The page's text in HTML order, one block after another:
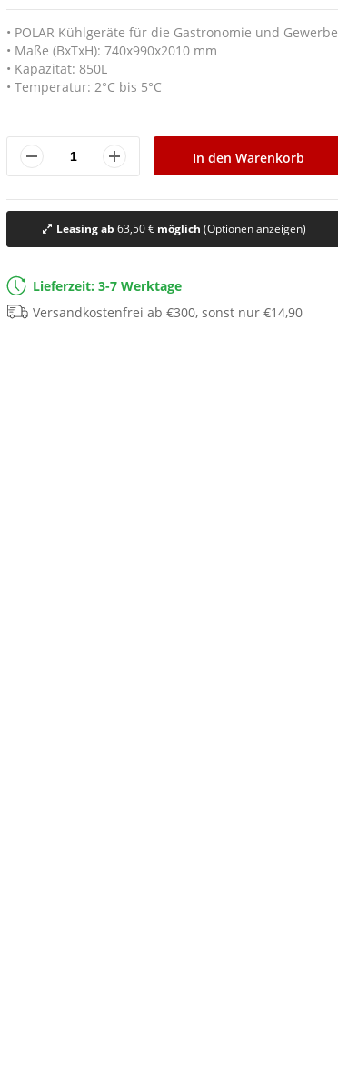
• POLAR Kühlgeräte für die Gastronomie und Gewerbe
• Maße (BxTxH): 740x990x2010 mm
• Kapazität: 850L
• Temperatur: 2°C bis 5°C
In den Warenkorb
Leasing ab 63,50 € möglich (Optionen anzeigen)
Lieferzeit: 3-7 Werktage
Versandkostenfrei ab €300, sonst nur €14,90